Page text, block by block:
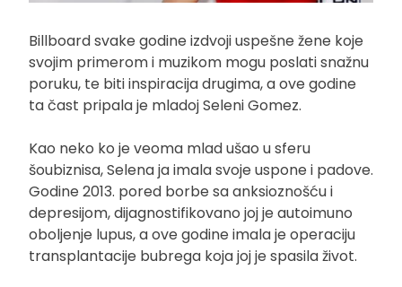
Billboard svake godine izdvoji uspešne žene koje
svojim primerom i muzikom mogu poslati snažnu
poruku, te biti inspiracija drugima, a ove godine
ta čast pripala je mladoj Seleni Gomez.
Kao neko ko je veoma mlad ušao u sferu
šoubiznisa, Selena ja imala svoje uspone i padove.
Godine 2013. pored borbe sa anksioznošću i
depresijom, dijagnostifikovano joj je autoimuno
oboljenje lupus, a ove godine imala je operaciju
transplantacije bubrega koja joj je spasila život.